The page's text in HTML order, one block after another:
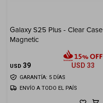
Galaxy S25 Plus - Clear Case
Magnetic
USD 39 USD 33
GARANTÍA: 5 DÍAS
ENVÍO A TODO EL PAÍS
Electrodomésticos
Hogar